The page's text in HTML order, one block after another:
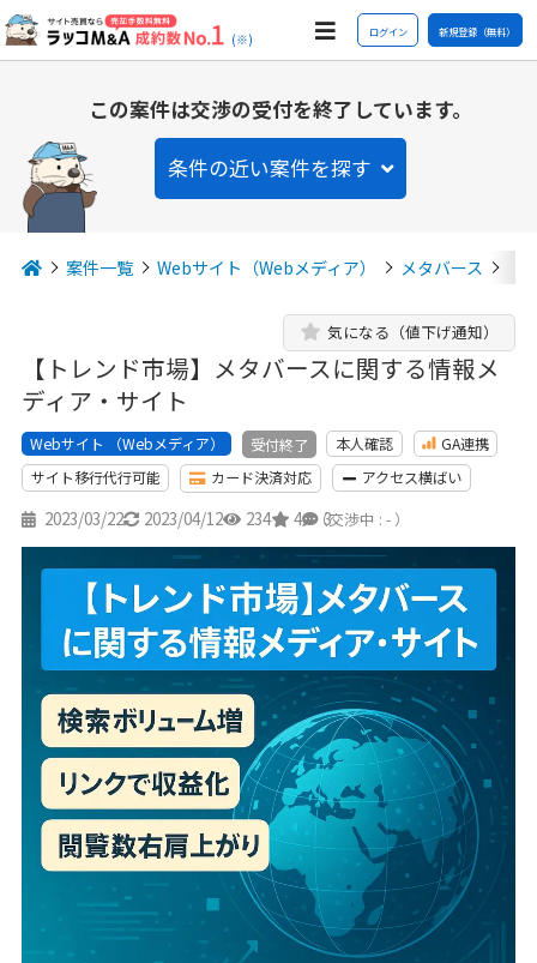
(※) ログイン 新規登録（無料）
この案件は交渉の受付を終了しています。
条件の近い案件を探す
案件一覧 Webサイト（Webメディア） メタバース
【トレンド市場】メタバースに関する情報メ
ディア・サイト
気になる（値下げ通知）
Webサイト （Webメディア） 受付終了 本人確認
GA連携
サイト移行代行可能
カード決済対応 アクセス横ばい
2023/03/22 2023/04/12 234 4 3
（交渉中 : - ）